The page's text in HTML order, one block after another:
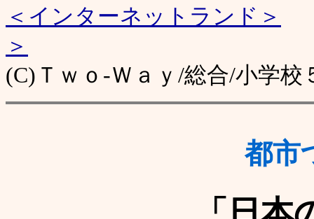
＜インターネットランド＞
＞
(C)Ｔｗｏ-Ｗａｙ/総合/小学
都市